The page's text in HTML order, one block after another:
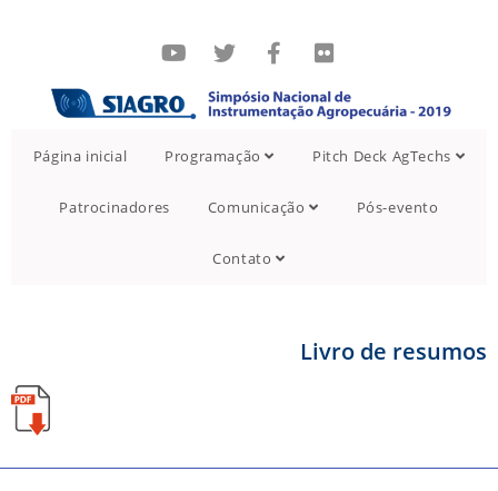
Página inicial Programação Pitch Deck AgTechs
Patrocinadores Comunicação Pós-evento
Contato
Livro de resumos